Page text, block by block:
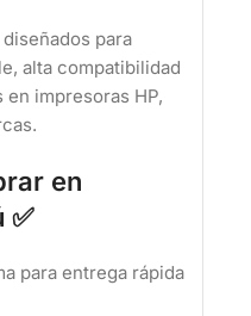
para
alta compatibilidad
impresoras HP,
en
✅
para entrega rápida